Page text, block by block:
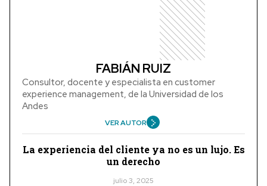
FABIÁN RUIZ
Consultor, docente y especialista en customer
experience management, de la Universidad de los
Andes
VER AUTOR
La experiencia del cliente ya no es un lujo. Es
un derecho
julio 3, 2025